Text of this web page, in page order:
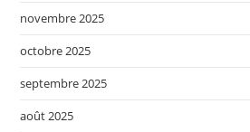
novembre 2025
octobre 2025
septembre 2025
août 2025